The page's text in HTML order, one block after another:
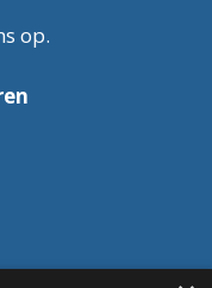
op.
zijn nu af te